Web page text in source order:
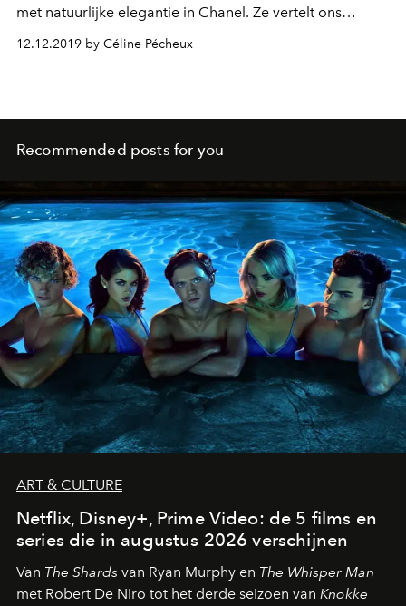
met natuurlijke elegantie in Chanel. Ze vertelt ons
openlijk meer over La Suite want "Brol" is verre van
12.12.2019 by Céline Pécheux
Recommended posts for you
ART & CULTURE
Netflix, Disney+, Prime Video: de 5 films en
series die in augustus 2026 verschijnen
Van The Shards van Ryan Murphy en The Whisper Man
met Robert De Niro tot het derde seizoen van Knokke